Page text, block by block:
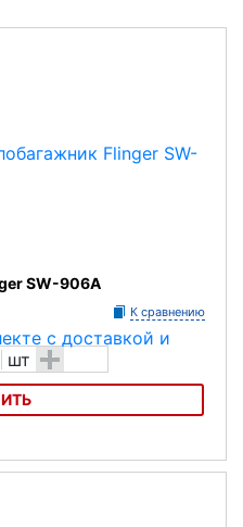
SW-906A
К сравнению
шт +